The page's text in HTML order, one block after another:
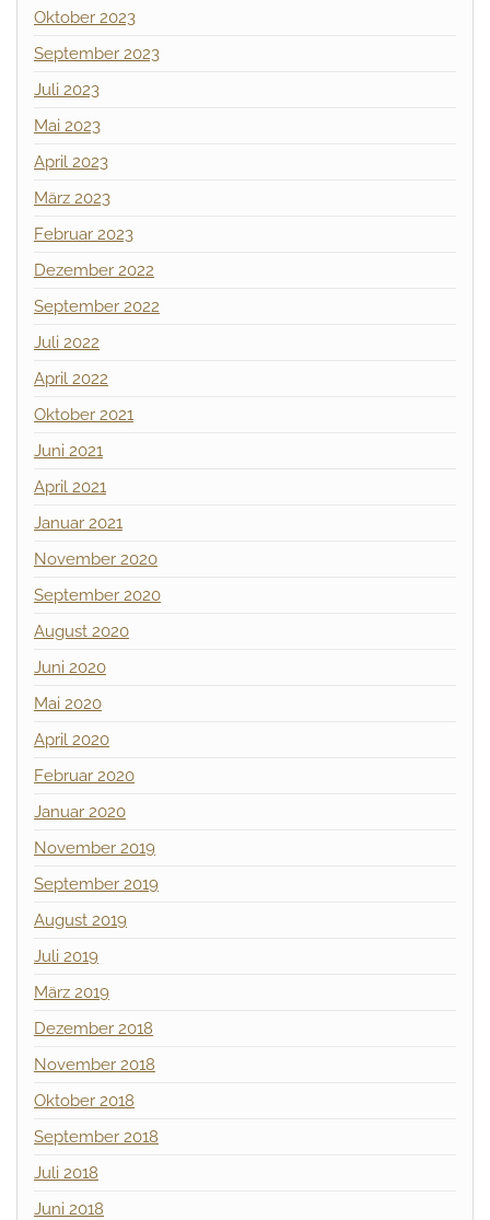
Oktober 2023
September 2023
Juli 2023
Mai 2023
April 2023
März 2023
Februar 2023
Dezember 2022
September 2022
Juli 2022
April 2022
Oktober 2021
Juni 2021
April 2021
Januar 2021
November 2020
September 2020
August 2020
Juni 2020
Mai 2020
April 2020
Februar 2020
Januar 2020
November 2019
September 2019
August 2019
Juli 2019
März 2019
Dezember 2018
November 2018
Oktober 2018
September 2018
Juli 2018
Juni 2018